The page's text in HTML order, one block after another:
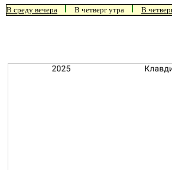
В среду вечера В четверг утра В